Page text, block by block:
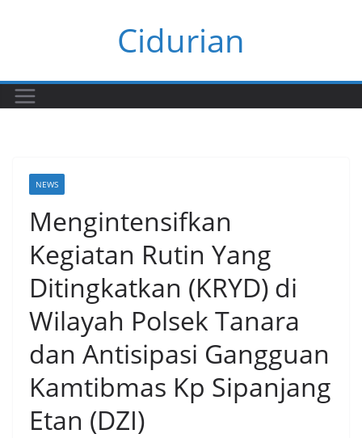
Cidurian
NEWS
Mengintensifkan
Kegiatan Rutin Yang
Ditingkatkan (KRYD) di
Wilayah Polsek Tanara
dan Antisipasi Gangguan
Kamtibmas Kp Sipanjang
Etan (DZI)